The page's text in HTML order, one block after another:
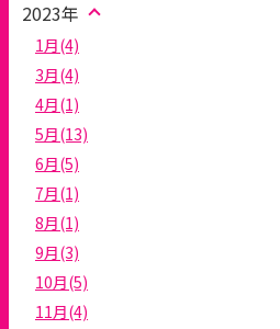
2023年
1月(4)
3月(4)
4月(1)
5月(13)
6月(5)
7月(1)
8月(1)
9月(3)
10月(5)
11月(4)